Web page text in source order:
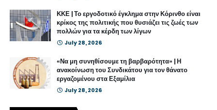
ΚΚΕ | Το εργοδοτικό έγκλημα στην Κόρινθο είναι
κρίκος της πολιτικής που θυσιάζει τις ζωές των
πολλών για τα κέρδη των λίγων
July 28, 2026
«Να μη συνηθίσουμε τη βαρβαρότητα» | Η
ανακοίνωση του Συνδικάτου για τον θάνατο
εργαζομένου στα Εξαμίλια
July 28, 2026